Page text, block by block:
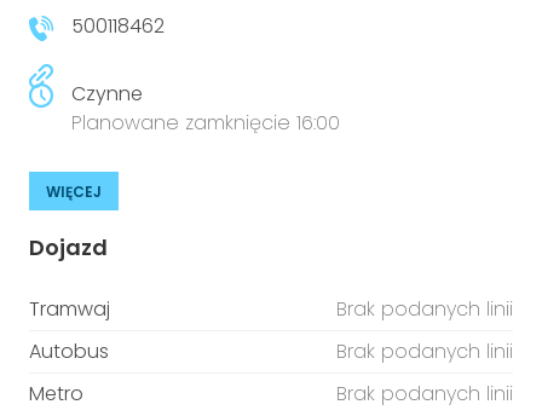
500118462
Czynne
Planowane zamknięcie 16:00
WIĘCEJ
Dojazd
Tramwaj
Brak podanych linii
Autobus
Brak podanych linii
Metro
Brak podanych linii